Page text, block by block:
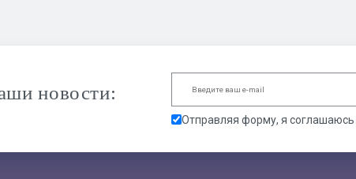
новости:
Отправляя форму, я соглашаюсь